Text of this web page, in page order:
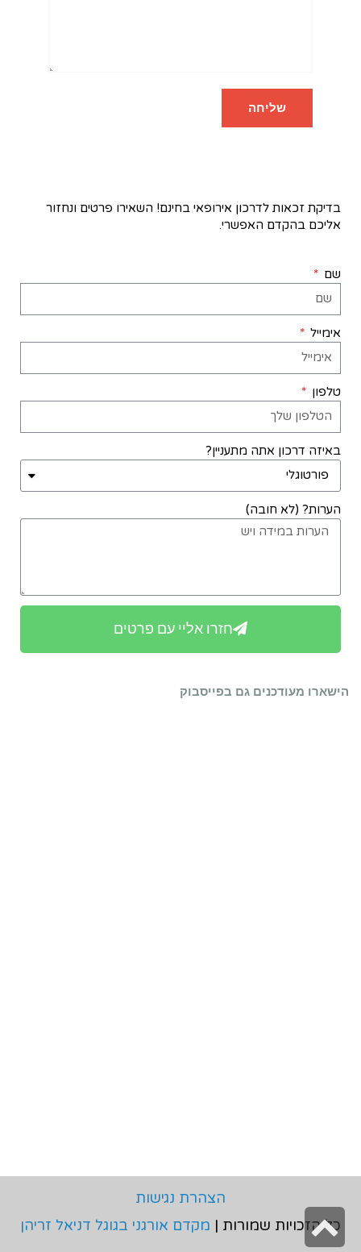
בדיקת זכאות לדרכון אירופאי בחינם! השאירו פרטים ונחזור
אליכם בהקדם האפשרי.
שם
אימייל
טלפון
באיזה דרכון אתה מתעניין?
הערות? (לא חובה)
חזרו אליי עם פרטים
הישארו מעודכנים גם בפייסבוק
הצהרת נגישות
כל הזכויות שמורות | מקדם אורגני בגוגל דניאל זריהן
גלילה